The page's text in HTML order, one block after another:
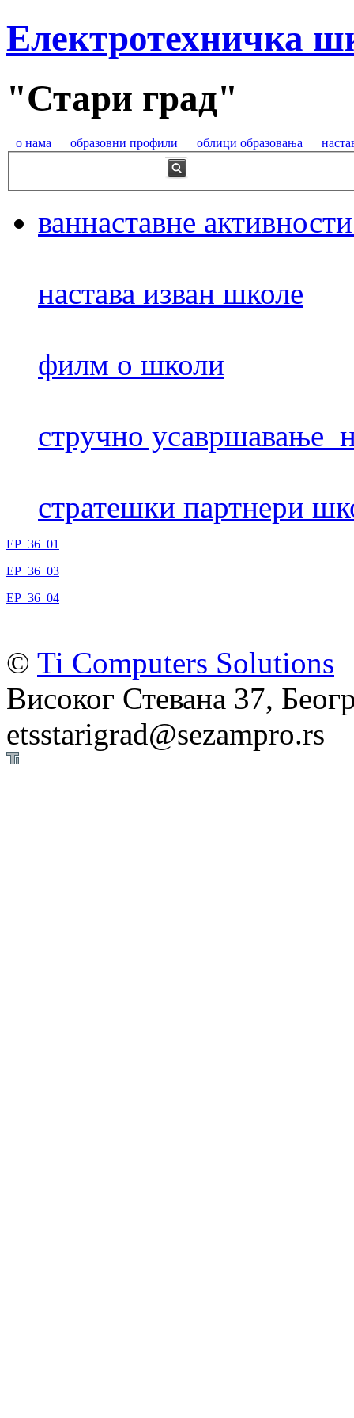
Електротехничка
"Стари град"
о нама образовни профили облици образовања
ваннаставне
настава изван школе
филм о школи
стручно усавршавање
стратешки партнери
EP_36_01
EP_36_03
EP_36_04
© Ti Computers Solutions
Високог Стевана 37,
etsstarigrad@sezampro.rs